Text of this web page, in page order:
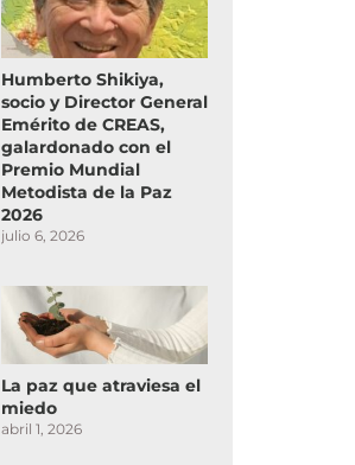
Humberto Shikiya,
socio y Director General
Emérito de CREAS,
galardonado con el
Premio Mundial
Metodista de la Paz
2026
julio 6, 2026
La paz que atraviesa el
miedo
abril 1, 2026